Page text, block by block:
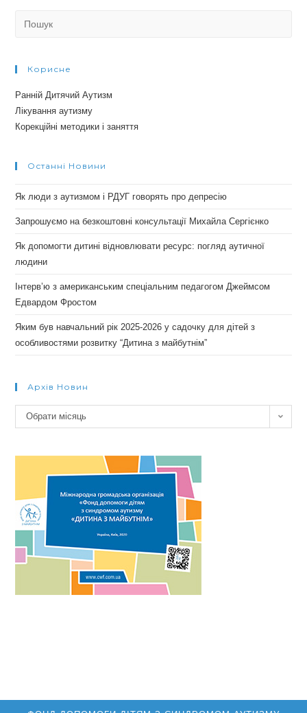
Корисне
Ранній Дитячий Аутизм
Лікування аутизму
Корекційні методики і заняття
Останні Новини
Як люди з аутизмом і РДУГ говорять про депресію
Запрошуємо на безкоштовні консультації Михайла Сергієнко
Як допомогти дитині відновлювати ресурс: погляд аутичної
людини
Інтерв’ю з американським спеціальним педагогом Джеймсом
Едвардом Фростом
Яким був навчальний рік 2025-2026 у садочку для дітей з
особливостями розвитку “Дитина з майбутнім”
Архів Новин
Архів
новин
Обрати місяць